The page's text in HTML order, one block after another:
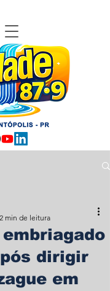
dirigir
em
2 min de leitura